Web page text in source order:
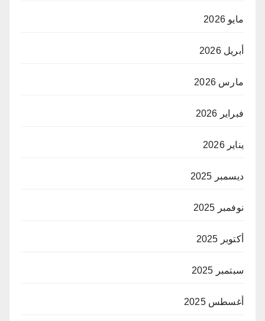
مايو 2026
أبريل 2026
مارس 2026
فبراير 2026
يناير 2026
ديسمبر 2025
نوفمبر 2025
أكتوبر 2025
سبتمبر 2025
أغسطس 2025